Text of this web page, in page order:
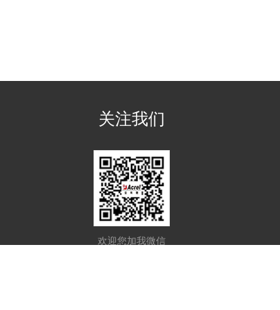
关注我们
欢迎您加我微信